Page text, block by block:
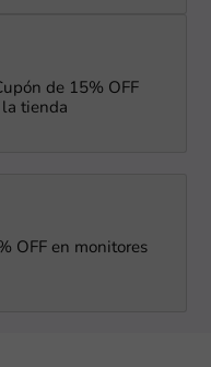
de 15% OFF
tienda
OFF en monitores